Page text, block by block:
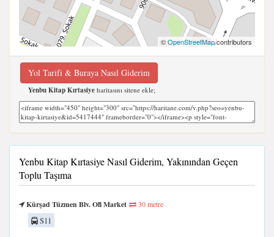
©OpenStreetMapcontributors
Yol Tarifi & Buraya Nasıl Giderim
Yenbu Kitap Kırtasiye haritasını sitene ekle;
Yenbu Kitap Kırtasiye Nasıl Giderim, Yakınından Geçen
Toplu Taşıma
Kürşad Tüzmen Blv. Oli̇ Market 30 metre
S11